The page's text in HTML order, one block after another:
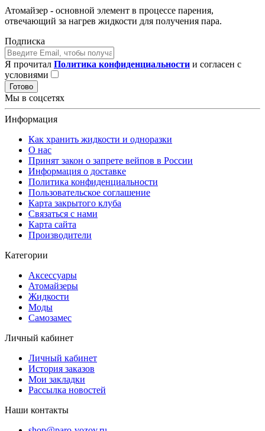
Атомайзер - основной элемент в процессе парения,
отвечающий за нагрев жидкости для получения пара.
Подписка
Я прочитал Политика конфиденциальности и согласен с
условиями
Готово
Мы в соцсетях
Информация
Как хранить жидкости и одноразки
О нас
Принят закон о запрете вейпов в России
Информация о доставке
Политика конфиденциальности
Пользовательское соглашение
Карта закрытого клуба
Связаться с нами
Карта сайта
Производители
Категории
Аксессуары
Атомайзеры
Жидкости
Моды
Самозамес
Личный кабинет
Личный кабинет
История заказов
Мои закладки
Рассылка новостей
Наши контакты